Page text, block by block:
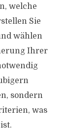
welche
Sie
wählen
Ihrer
sondern
was